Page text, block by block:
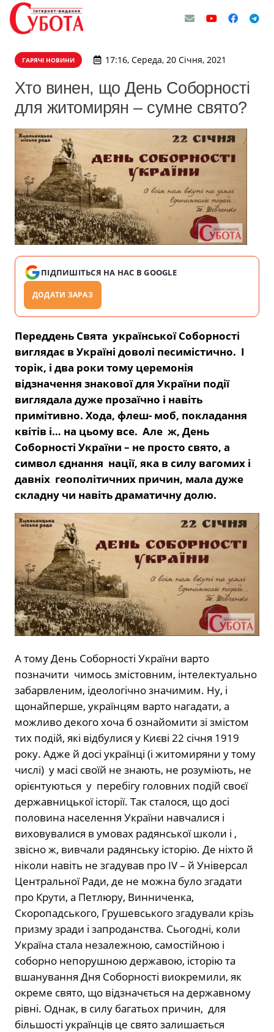
ГАРЯЧІ НОВИНИ 17:16, Середа, 20 Січня, 2021
Хто винен, що День Соборності
для житомирян – сумне свято?
ПІДПИШІТЬСЯ НА НАС В GOOGLE
ДОДАТИ ЗАРАЗ
Переддень Свята української Соборності
виглядає в Україні доволі песимістично. І
торік, і два роки тому церемонія
відзначення знакової для України події
виглядала дуже прозаїчно і навіть
примітивно. Хода, флеш- моб, покладання
квітів і… на цьому все. Але ж, День
Соборності України – не просто свято, а
символ єднання нації, яка в силу вагомих і
давніх геополітичних причин, мала дуже
складну чи навіть драматичну долю.
А тому День Соборності України варто
позначити чимось змістовним, інтелектуально
забарвленим, ідеологічно значимим. Ну, і
щонайперше, українцям варто нагадати, а
можливо декого хоча б ознайомити зі змістом
тих подій, які відбулися у Києві 22 січня 1919
року. Адже й досі українці (і житомиряни у тому
числі) у масі своїй не знають, не розуміють, не
орієнтуються у перебігу головних подій своєї
державницької історії. Так сталося, що досі
половина населення України навчалися і
виховувалися в умовах радянської школи і ,
звісно ж, вивчали радянську історію. Де ніхто й
ніколи навіть не згадував про IV – й Універсал
Центральної Ради, де не можна було згадати
про Крути, а Петлюру, Винниченка,
Скоропадського, Грушевського згадували крізь
призму зради і запроданства. Сьогодні, коли
Україна стала незалежною, самостійною і
соборно непорушною державою, історію та
вшанування Дня Соборності виокремили, як
окреме свято, що відзначється на державному
рівні. Однак, в силу багатьох причин, для
більшості українців це свято залишається